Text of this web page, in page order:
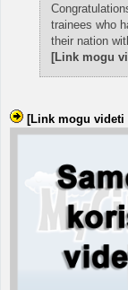
trainees who
their nation
[Link mogu
[Link mogu